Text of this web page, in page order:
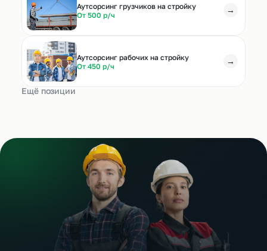
Аутсорсинг грузчиков на стройку
От 500 р/ч
→
Аутсорсинг рабочих на стройку
От 450 р/ч
→
Ещё позиции